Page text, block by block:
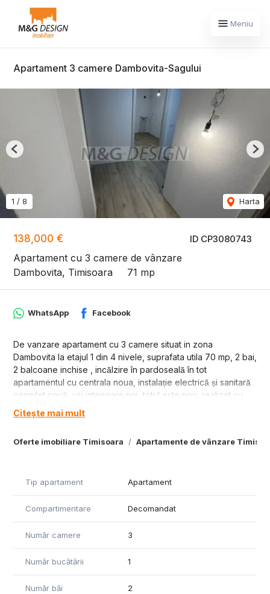
Meniu
Apartament 3 camere Dambovita-Sagului
ID CP3080743
138,000 €
Apartament cu 3 camere de vânzare
Dambovita, Timisoara
71 mp
1 / 8 Harta
Previous
Oferte imobiliare Timisoara Apartamente de vânzare
WhatsApp Facebook
De vanzare apartament cu 3 camere situat in zona
Dambovita la etajul 1 din 4 nivele, suprafata utila 70 mp, 2 bai,
2 balcoane inchise , incălzire în pardoseală în tot
apartamentul cu centrala noua, instalație electrică și sanitară
complet nouă, usi interioare noi, totul este nou, realizat cu
materiale de calitate superioară, pret 138000 euro.
Citește mai mult
Tip apartament Apartament
Compartimentare Decomandat
Număr camere 3
Număr bucătării 1
Număr băi 2